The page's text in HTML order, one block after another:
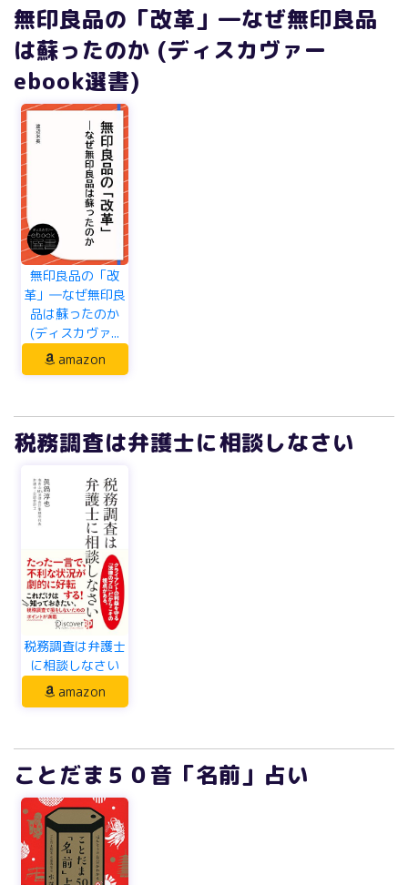
無印良品の「改革」―なぜ無印良品
は蘇ったのか (ディスカヴァー
ebook選書)
無印良品の「改
革」―なぜ無印良
品は蘇ったのか
(ディスカヴァ...
amazon
税務調査は弁護士に相談しなさい
税務調査は弁護士
に相談しなさい
amazon
ことだま５０音「名前」占い